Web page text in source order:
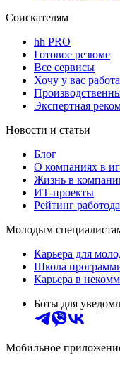
Соискателям
hh PRO
Готовое резюме
Все сервисы
Хочу у вас
Экспертная
Новости и статьи
Блог
О компаниях в
Жизнь в
ИТ-проекты
Рейтинг
Молодым
Карьера для
Школа
Карьера в
Боты для
Мобильное